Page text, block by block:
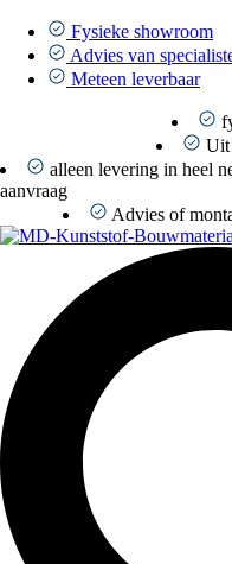
naar
inhoud
Fysieke showroom
Advies van
Meteen leverbaar
Uit
alleen levering in heel
aanvraag
Advies of